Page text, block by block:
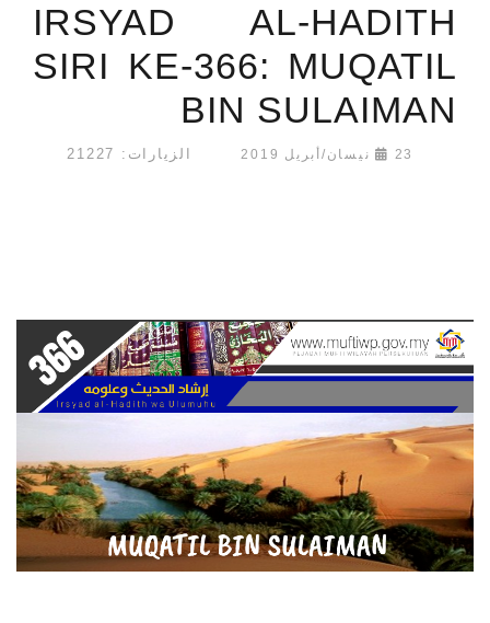
IRSYAD AL-HADITH
SIRI KE-366: MUQATIL
BIN SULAIMAN
23 نيسان/أبريل 2019 الزيارات: 21227